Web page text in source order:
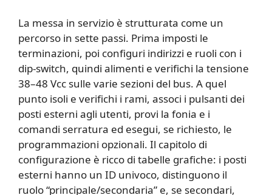
La messa in servizio è strutturata come un
percorso in sette passi. Prima imposti le
terminazioni, poi configuri indirizzi e ruoli con i
dip-switch, quindi alimenti e verifichi la tensione
38–48 Vcc sulle varie sezioni del bus. A quel
punto isoli e verifichi i rami, associ i pulsanti dei
posti esterni agli utenti, provi la fonia e i
comandi serratura ed esegui, se richiesto, le
programmazioni opzionali. Il capitolo di
configurazione è ricco di tabelle grafiche: i posti
esterni hanno un ID univoco, distinguono il
ruolo “principale/secondaria” e, se secondari,